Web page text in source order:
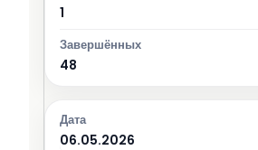
1
48
06.05.2026